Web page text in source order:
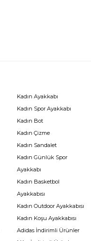
Kadın Ayakkabı
Kadın Spor Ayakkabı
Kadın Bot
Kadın Çizme
Kadın Sandalet
Kadın Günlük Spor
Ayakkabı
Kadın Basketbol
Ayakkabısı
Kadın Outdoor Ayakkabısı
Kadın Koşu Ayakkabısı
Adidas İndirimli Ürünler